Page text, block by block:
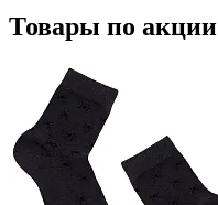
Товары по акции